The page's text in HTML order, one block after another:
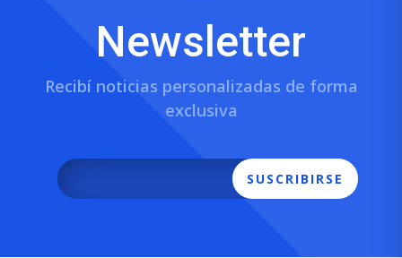
Newsletter
Recibí noticias personalizadas de forma
exclusiva
SUSCRIBIRSE